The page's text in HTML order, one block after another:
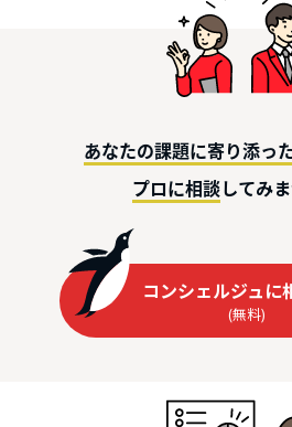
あなたの課題に寄り添っ
プロに相談してみ
コンシェルジュに
(無料)